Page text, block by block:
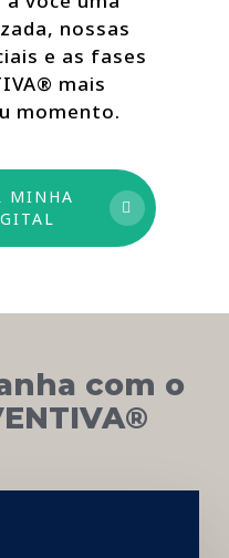
nossas
e as fases
mais
momento.
MINHA
com o